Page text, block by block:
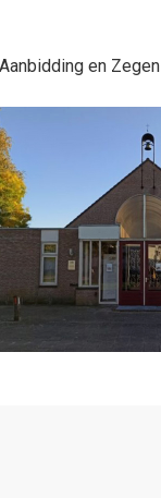
en Zegen